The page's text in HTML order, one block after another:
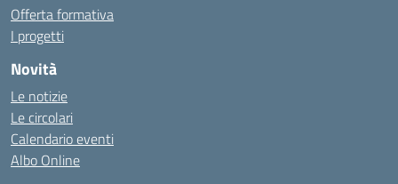
Offerta formativa
I progetti
Novità
Le notizie
Le circolari
Calendario eventi
Albo Online